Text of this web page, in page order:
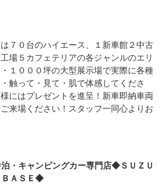
７０台のハイエース、１新車館２中古
場５カフェテリアの各ジャンルのエリ
１０００坪の大型展示場で実際に各種
触って・見て・肌で体感してくださ
にはプレゼントを進呈！新車即納車両
来場ください！スタッフ一同心よりお
・キャンピングカー専門店◆ＳＵＺＵ
ＡＳＥ◆